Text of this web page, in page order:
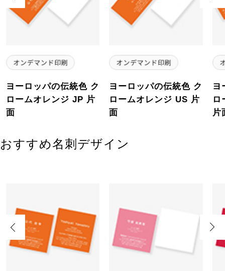
ヨーロッパの伝統色 ク
ロームオレンジ JP 片
面
ヨーロッパの伝統色 ク
ロームオレンジ US 片
面
ヨ
ロ
片
おすすめ名刺デザイン
Previous